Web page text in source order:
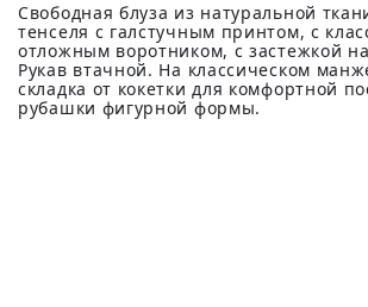
Свободная блуза из натуральной
тенселя с галстучным принтом, с
отложным воротником, с застежкой
Рукав втачной. На классическом
складка от кокетки для комфортной
рубашки фигурной формы.